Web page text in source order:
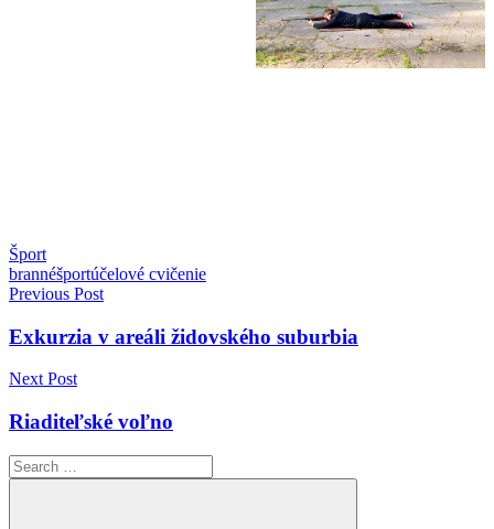
Šport
brannéšportúčelové cvičenie
Navigácia
v
Previous Post
Exkurzia v areáli židovského suburbia
Next Post
Riaditeľské voľno
Search
for: